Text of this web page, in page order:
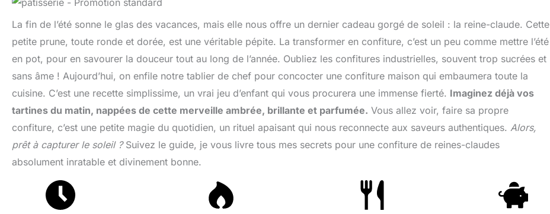
La fin de l’été sonne le glas des vacances, mais elle nous offre un dernier cadeau gorgé de soleil : la reine-claude. Cette
petite prune, toute ronde et dorée, est une véritable pépite. La transformer en confiture, c’est un peu comme mettre l’été
en pot, pour en savourer la douceur tout au long de l’année. Oubliez les confitures industrielles, souvent trop sucrées et
sans âme ! Aujourd’hui, on enfile notre tablier de chef pour concocter une confiture maison qui embaumera toute la
cuisine. C’est une recette simplissime, un vrai jeu d’enfant qui vous procurera une immense fierté. Imaginez déjà vos
tartines du matin, nappées de cette merveille ambrée, brillante et parfumée. Vous allez voir, faire sa propre
confiture, c’est une petite magie du quotidien, un rituel apaisant qui nous reconnecte aux saveurs authentiques. Alors,
prêt à capturer le soleil ?Suivez le guide, je vous livre tous mes secrets pour une confiture de reines-claudes
absolument inratable et divinement bonne.